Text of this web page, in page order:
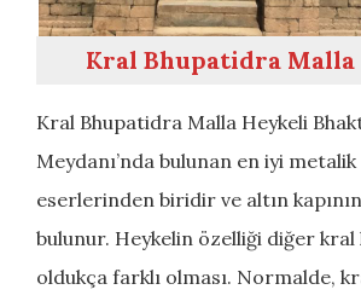
Kral Bhupatidra
Kral Bhupatidra Malla Heykeli
Meydanı’nda bulunan en iyi
eserlerinden biridir ve altın
bulunur. Heykelin özelliği diğer
oldukça farklı olması. Normalde,